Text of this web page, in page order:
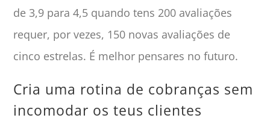
de 3,9 para 4,5 quando tens 200 avaliações
requer, por vezes, 150 novas avaliações de
cinco estrelas. É melhor pensares no futuro.
Cria uma rotina de cobranças sem
incomodar os teus clientes